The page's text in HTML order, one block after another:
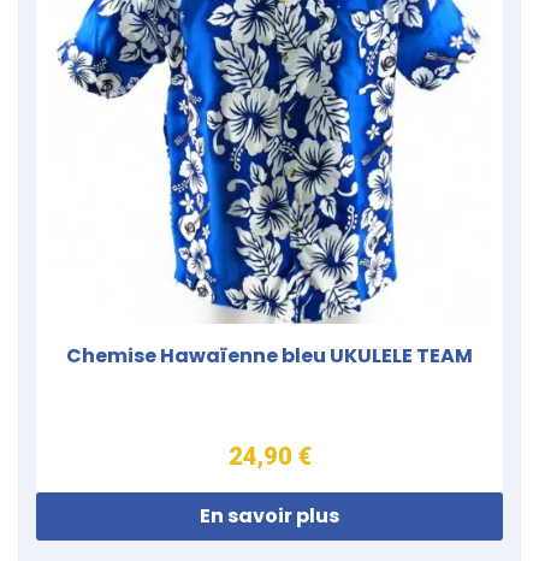
Chemise Hawaïenne bleu UKULELE TEAM
24,90 €
En savoir plus